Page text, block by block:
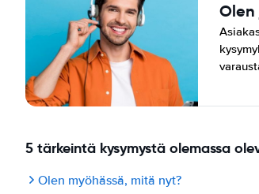
5 tärkeintä kysymystä olemassa
Olen myöhässä, mitä nyt?